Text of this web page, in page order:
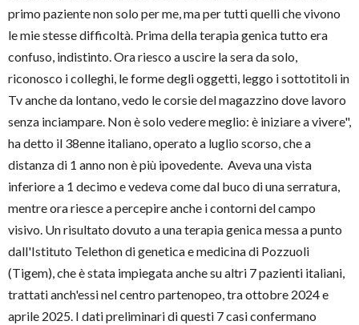
primo paziente non solo per me, ma per tutti quelli che vivono
le mie stesse difficoltà. Prima della terapia genica tutto era
confuso, indistinto. Ora riesco a uscire la sera da solo,
riconosco i colleghi, le forme degli oggetti, leggo i sottotitoli in
Tv anche da lontano, vedo le corsie del magazzino dove lavoro
senza inciampare. Non è solo vedere meglio: è iniziare a vivere",
ha detto il 38enne italiano, operato a luglio scorso, che a
distanza di 1 anno non è più ipovedente. Aveva una vista
inferiore a 1 decimo e vedeva come dal buco di una serratura,
mentre ora riesce a percepire anche i contorni del campo
visivo. Un risultato dovuto a una terapia genica messa a punto
dall'Istituto Telethon di genetica e medicina di Pozzuoli
(Tigem), che è stata impiegata anche su altri 7 pazienti italiani,
trattati anch'essi nel centro partenopeo, tra ottobre 2024 e
aprile 2025. I dati preliminari di questi 7 casi confermano